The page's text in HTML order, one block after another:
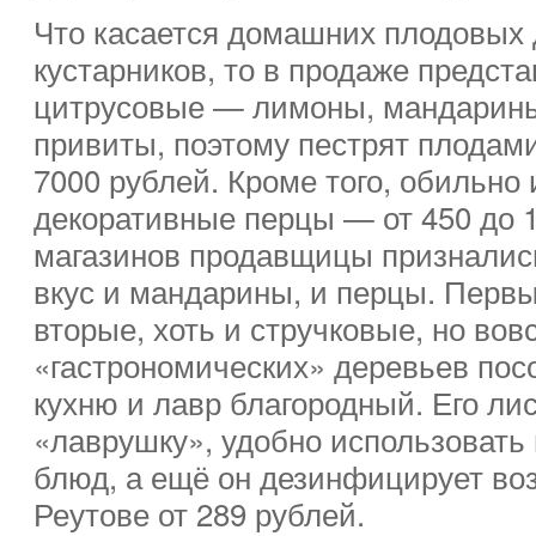
Что касается домашних плодовых
кустарников, то в продаже
цитрусовые — лимоны,
привиты, поэтому пестрят
7000 рублей. Кроме того, обильно
декоративные перцы — от 450 до
магазинов продавщицы
вкус и мандарины, и перцы.
вторые, хоть и стручковые, но
«гастрономических» деревьев
кухню и лавр благородный. Его
«лаврушку», удобно
блюд, а ещё он дезинфицирует
Реутове от 289 рублей.